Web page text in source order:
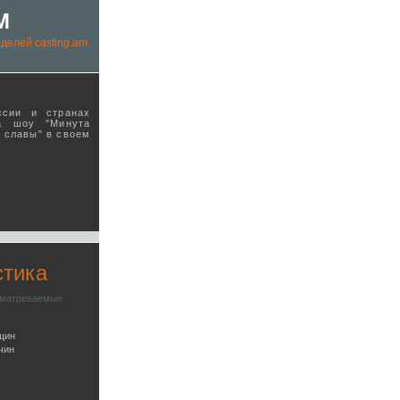
casting.am
и странах
шоу "Минута
славы" в своeм